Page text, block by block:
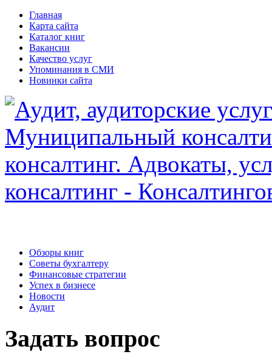
Главная
Карта сайта
Каталог книг
Вакансии
Качество услуг
Упоминания в СМИ
Новинки сайта
Обзоры книг
Советы бухгалтеру
Финансовые стратегии
Успех в бизнесе
Новости
Аудит
Задать вопрос